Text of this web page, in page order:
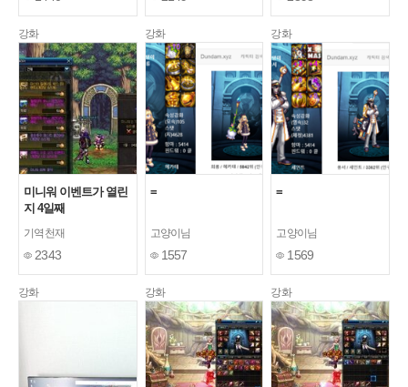
강화
미니워 이벤트가 열린
지 4일째
기역천재
2343
강화
=
고양이님
1557
강화
=
고양이님
1569
강화 강화 강화